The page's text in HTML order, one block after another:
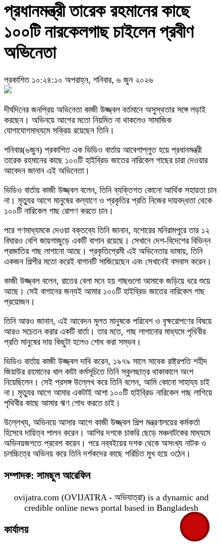
প্রধানমন্ত্রী তারেক রহমানের কাছে
১০০টি নারকেলগাছ চাইলেন প্রবীণ
অভিনেতা
প্রকাশিত ১০:২৪:১০ অপরাহ্ন, শনিবার, ৬ জুন ২০২৬
দীর্ঘদিনের জনপ্রিয় অভিনেতা কাজী উজ্জ্বল বর্তমানে অসুস্থতার সঙ্গে লড়াই
করছেন। অভিনয়ে আগের মতো নিয়মিত না থাকলেও সামাজিক
যোগাযোগমাধ্যমে সক্রিয় রয়েছেন তিনি।
শনিবার(৬জুন) প্রকাশিত এক ভিডিও বার্তায় আবেগাপ্লুত হয়ে প্রধানমন্ত্রী
তারেক রহমানের কাছে ১০০টি হাইব্রিড জাতের নারিকেল গাছের চারা দেওয়ার
আবেদন জানান এই অভিনেতা।
ভিডিও বার্তায় কাজী উজ্জ্বল বলেন, তিনি ব্যক্তিগত কোনো আর্থিক সহায়তা চান
না। মৃত্যুর আগে মানুষের কল্যাণে ও প্রকৃতির প্রতি নিজের দায়বদ্ধতা থেকে
১০০টি নারিকেল গাছ রোপণ করতে চান।
পরে গণমাধ্যমকে দেওয়া বক্তব্যে তিনি জানান, যশোরের মনিরামপুরে তার ১২
বিঘারও বেশি জায়গাজুড়ে একটি বাগান রয়েছে। সেখানে দেশ-বিদেশের বিভিন্ন
প্রজাতির গাছ লাগানো আছে। প্রকৃতিপ্রেমী এই অভিনেতার ভাষায়, তিনি
একজন শিল্পীর মতো করেই বাগানটি সাজিয়েছেন এবং সেখানেই বসবাস করেন।
কাজী উজ্জ্বল বলেন, রাতের বেলা মনে হয় গাছগুলো আমাকে জড়িয়ে ধরে শুয়ে
আছে। সেই বাগানের জন্যই আমার ১০০টি হাইব্রিড জাতের নারিকেল গাছ
প্রয়োজন।
তিনি আরও জানান, এই আবেদন মূলত মানুষকে পরিবেশ ও বৃক্ষরোপণের বিষয়ে
আরও সচেতন করার একটি বার্তা। তার মতে, গাছ লাগানোর মাধ্যমে পৃথিবীর
প্রতি মানুষের দায় কিছুটা হলেও শোধ করা সম্ভব।
ভিডিও বার্তায় কাজী উজ্জ্বল দাবি করেন, ১৯৭৯ সালে সাবেক রাষ্ট্রপতি শহীদ
জিয়াউর রহমানের খাল কাটা কর্মসূচিতে তিনি স্কুলছাত্র থাকাকালে অংশ
নিয়েছিলেন। সেই প্রসঙ্গ উল্লেখ করে তিনি বলেন, আমি কোনো সাহায্য চাই
না। মৃত্যুর আগে আমার একটাই আশা ১০০টি হাইব্রিড নারিকেল গাছ লাগিয়ে
পৃথিবীর কাছে আমার ঋণ শোধ করতে চাই।
উল্লেখ্য, অভিনয়ে আসার আগে কাজী উজ্জ্বল শিল্প মন্ত্রণালয়ের কর্মকর্তা
হিসেবে দায়িত্ব পালন করেন। আশির দশকে চাকরি ছেড়ে মঞ্চনাটকের মাধ্যমে
অভিনয়জগতে প্রবেশ করেন। পরে নব্বইয়ের দশক থেকে অসংখ্য নাটক ও
চলচ্চিত্রে অভিনয় করে তিনি দর্শকদের কাছে পরিচিত মুখ হয়ে ওঠেন।
সম্পাদক: সামছুল আরেফিন
ovijatra.com (OVIJATRA - অভিযাত্রা) is a dynamic and
credible online news portal based in Bangladesh
কার্যালয়